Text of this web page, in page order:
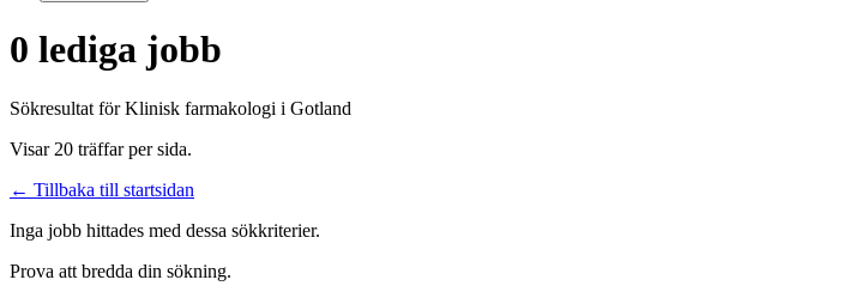
0 lediga jobb
Sökresultat förKlinisk farmakologi i Gotland
Visar 20 träffar per sida.
← Tillbaka till startsidan
Inga jobb hittades med dessa sökkriterier.
Prova att bredda din sökning.